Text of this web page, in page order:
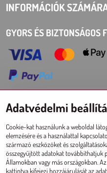
INFORMÁCIÓK
GYORS ÉS BIZTONSÁGOS
Choose Eshop for your delivery
AT CZ DE SK HU
NAGYKERESKEDELMI
Registráció l Bejelentkezésí
Adatvédelmi
Cookie-kat használunk a weboldal
elemzésére és a használattal
származó eszközöket és
összegyűjtött adatokat továbbíthatjuk
Államokban vagy más országokban.
kattintva kifejezi hozzájárulását az